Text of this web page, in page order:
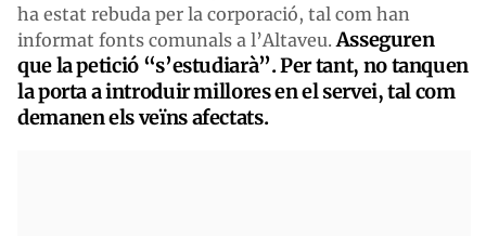
ha estat rebuda per la corporació, tal com han
informat fonts comunals a l’Altaveu. Asseguren
que la petició “s’estudiarà”. Per tant, no tanquen
la porta a introduir millores en el servei, tal com
demanen els veïns afectats.